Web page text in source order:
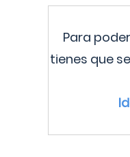
Para
tienes que